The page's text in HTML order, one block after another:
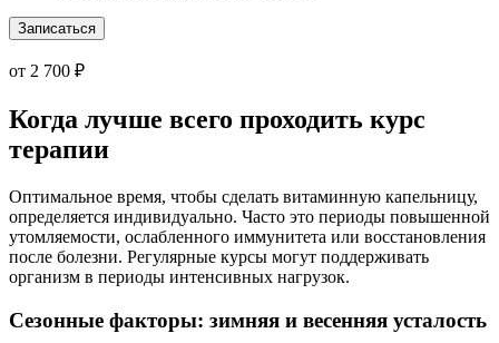
Записаться
от 2 700 ₽
Когда лучше всего проходить курс
терапии
Оптимальное время, чтобы сделать витаминную капельницу,
определяется индивидуально. Часто это периоды повышенной
утомляемости, ослабленного иммунитета или восстановления
после болезни. Регулярные курсы могут поддерживать
организм в периоды интенсивных нагрузок.
Сезонные факторы: зимняя и весенняя усталость